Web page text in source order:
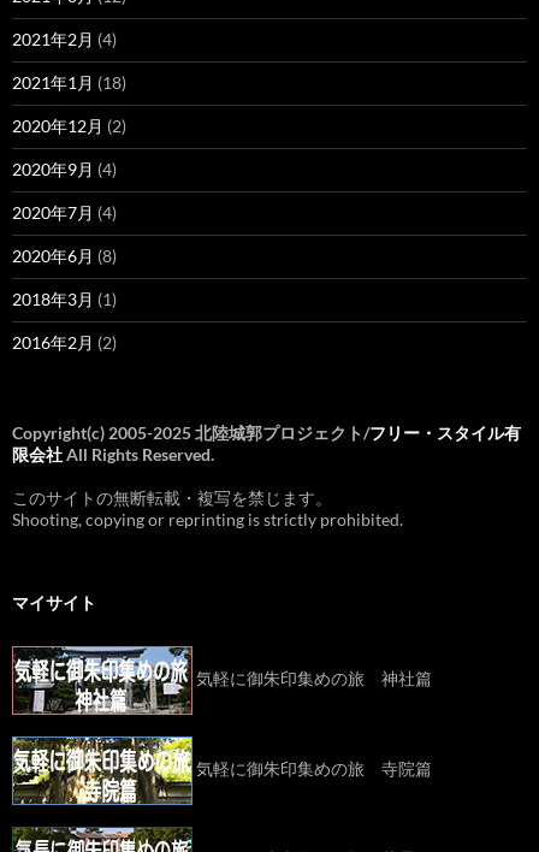
2021年2月 (4)
2021年1月 (18)
2020年12月 (2)
2020年9月 (4)
2020年7月 (4)
2020年6月 (8)
2018年3月 (1)
2016年2月 (2)
Copyright(c) 2005-2025 北陸城郭プロジェクト/フリー・スタイル有
限会社All Rights Reserved.
このサイトの無断転載・複写を禁じます。
Shooting, copying or reprinting is strictly prohibited.
マイサイト
気軽に御朱印集めの旅 神社篇
気軽に御朱印集めの旅 寺院篇